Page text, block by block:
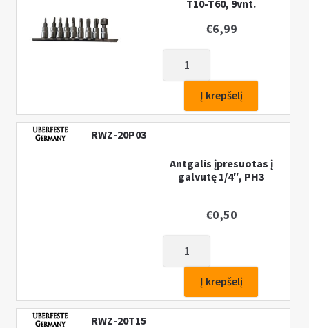
T10-T60, 9vnt.
€6,99
Antgalių
ipresuotu
į
rinkinys
9vnt.
Į krepšelį
RWZ-20P03
Antgalis įpresuotas į
galvutę 1/4″, PH3
€0,50
Antgalis
įpresuotas
į
Į krepšelį
RWZ-20T15